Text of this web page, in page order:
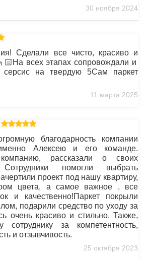
30 ноября 2024
Сделали все чисто, красиво и
всех этапах сопровождали и
серсис на твердую 5Сам паркет
11 марта 2025
благодарность компании
Алексею и его команде.
рассказали о своих
Сотрудники помогли выбрать
проект под нашу квартиру,
цвета, а самое важное , все
и качественно!Паркет покрыли
подарили средство по уходу за
очень красиво и стильно. Также,
сотруднику за компетентность,
и отзывчивость.
25 октября 2023